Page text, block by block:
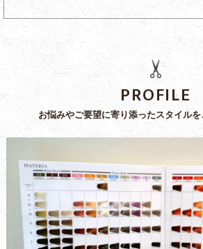
お悩みやご要望に寄り添ったスタイル
PROFILE